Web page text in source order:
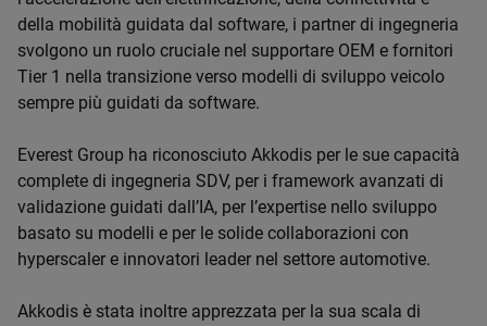
della mobilità guidata dal software, i partner di ingegneria
svolgono un ruolo cruciale nel supportare OEM e fornitori
Tier 1 nella transizione verso modelli di sviluppo veicolo
sempre più guidati da software.
Everest Group ha riconosciuto Akkodis per le sue capacità
complete di ingegneria SDV, per i framework avanzati di
validazione guidati dall’IA, per l’expertise nello sviluppo
basato su modelli e per le solide collaborazioni con
hyperscaler e innovatori leader nel settore automotive.
Akkodis è stata inoltre apprezzata per la sua scala di